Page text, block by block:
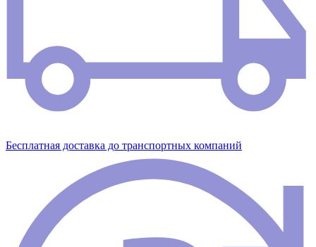
Бесплатная доставка до транспортных компаний